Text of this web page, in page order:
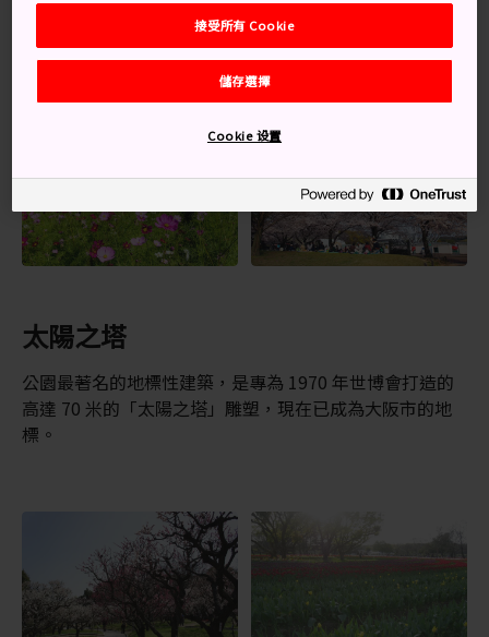
址經過改造變成了現在這個佔地 260 公頃的公園，內有花
園、博物館和諸多娛樂設施。
太陽之塔
公園最著名的地標性建築，是專為 1970 年世博會打造的
高達 70 米的「太陽之塔」雕塑，現在已成為大阪市的地
標。
接受所有 Cookie
儲存選擇
Cookie 设置